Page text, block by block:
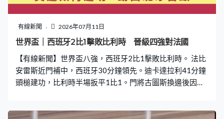
有線新聞 2026年07月11日
世界盃｜西班牙2比1擊敗比利時 晉級四強對法國
【有線新聞】世界盃八強，西班牙2比1擊敗比利時。 法比
安雷斯近門補中，西班牙30分鐘領先。迪卡達拉利41分鐘
頭槌建功，比利時半場扳平1比1。門將古圖斯換邊後因傷